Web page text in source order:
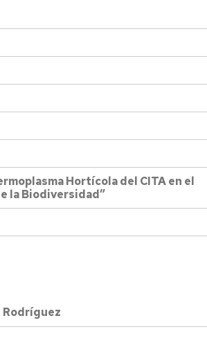
Hortícola del CITA en el
la Biodiversidad”
Rodríguez